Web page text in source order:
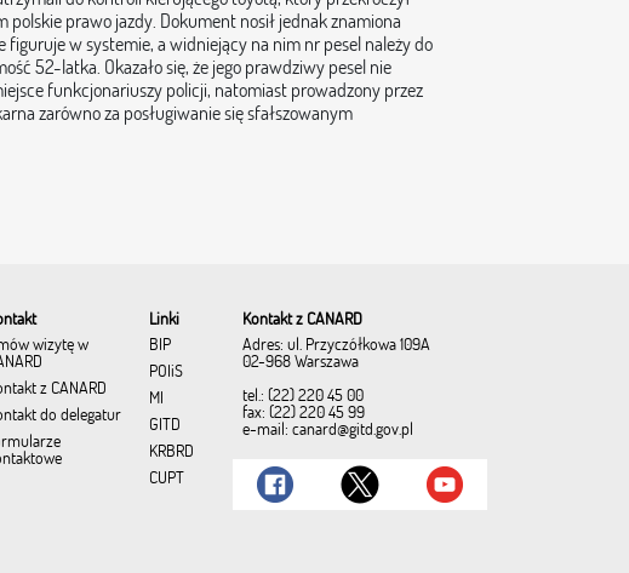
prawo jazdy. Dokument nosił jednak znamiona
w systemie, a widniejący na nim nr pesel należy do
52-latka. Okazało się, że jego prawdziwy pesel nie
funkcjonariuszy policji, natomiast prowadzony przez
zarówno za posługiwanie się sfałszowanym
wizytę w
z CANARD
do delegatur
Linki
BIP
POIiŚ
MI
GITD
KRBRD
CUPT
Kontakt z CANARD
Adres: ul. Przyczółkowa 109A
02-968 Warszawa
tel.: (22) 220 45 00
fax: (22) 220 45 99
e-mail: canard@gitd.gov.pl